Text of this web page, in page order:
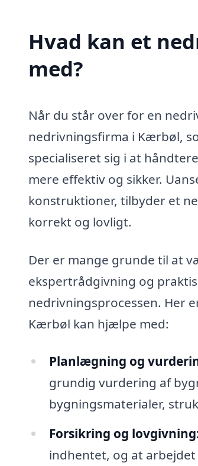
Hvad kan et
med?
Når du står over for en
nedrivningsfirma i Kærbøl,
specialiseret sig i at
mere effektiv og sikker.
konstruktioner, tilbyder et
korrekt og lovligt.
Der er mange grunde til at
ekspertrådgivning og
nedrivningsprocessen. Her
Kærbøl kan hjælpe med:
Planlægning og
grundig vurdering af
bygningsmaterialer,
Forsikring og
indhentet, og at